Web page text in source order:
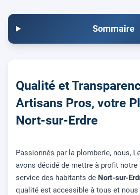
Sommaire
Qualité et
Artisans Pros, votre
Nort-sur-Erdre
Passionnés par la plomberie, nous,
avons décidé de mettre à profit notre
service des habitants de Nort-sur-
qualité est accessible à tous et nous